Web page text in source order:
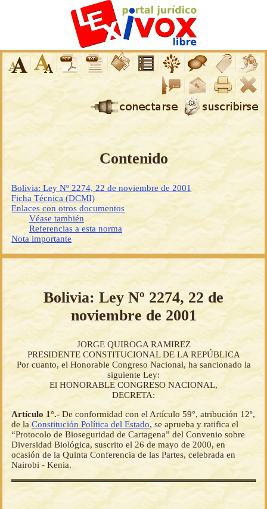
Contenido
Bolivia: Ley Nº 2274, 22 de noviembre de 2001
Ficha Técnica (DCMI)
Enlaces con otros documentos
Véase también
Referencias a esta norma
Nota importante
Bolivia: Ley Nº 2274, 22 de
noviembre de 2001
JORGE QUIROGA RAMIREZ
PRESIDENTE CONSTITUCIONAL DE LA REPÚBLICA
Por cuanto, el Honorable Congreso Nacional, ha sancionado la
siguiente Ley:
El HONORABLE CONGRESO NACIONAL,
DECRETA:
Artículo 1°.- De conformidad con el Artículo 59°, atribución 12º,
de la Constitución Política del Estado, se aprueba y ratifica el
“Protocolo de Bioseguridad de Cartagena” del Convenio sobre
Diversidad Biológica, suscrito el 26 de mayo de 2000, en
ocasión de la Quinta Conferencia de las Partes, celebrada en
Nairobi - Kenia.